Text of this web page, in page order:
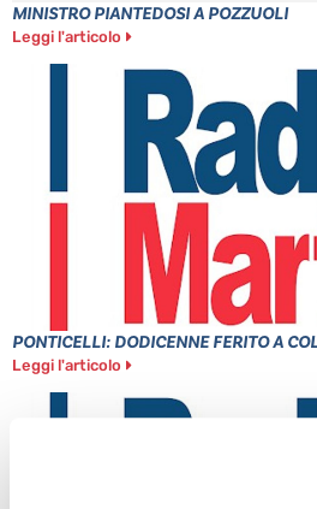
MINISTRO PIANTEDOSI A POZZUOLI
Leggi l'articolo
PONTICELLI: DODICENNE FERITO A
Leggi l'articolo